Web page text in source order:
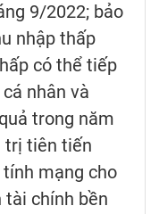
9/2022; bảo
nhập thấp
có thể tiếp
nhân và
trong năm
trị tiên tiến
mạng cho
tài chính bền